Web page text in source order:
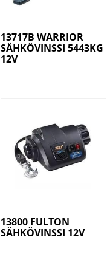
13717B WARRIOR
SÄHKÖVINSSI 5443KG
12V
13800 FULTON
SÄHKÖVINSSI 12V